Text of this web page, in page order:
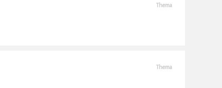
Thema
Thema